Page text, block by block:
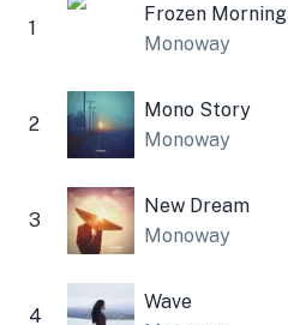
1
Frozen Morning
Monoway
2
Mono Story
Monoway
3
New Dream
Monoway
4
Wave